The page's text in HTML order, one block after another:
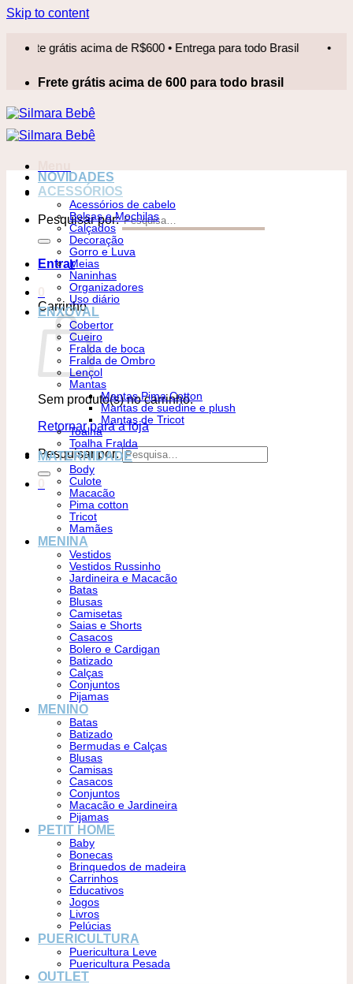
Skip to content
grátis acima de R$600 • Entrega para todo Brasil •
Frete grátis acima de 600 para todo brasil
Pesquisar por:
Entrar
Carrinho
Sem produto(s) no carrinho.
Retornar para a loja
Pesquisar por:
NOVIDADES
ACESSÓRIOS
Acessórios de cabelo
Bolsas e Mochilas
Calçados
Decoração
Gorro e Luva
Meias
Naninhas
Organizadores
Uso diário
ENXOVAL
Cobertor
Cueiro
Fralda de boca
Fralda de Ombro
Lençol
Mantas
Mantas Pima Cotton
Mantas de suedine e plush
Mantas de Tricot
Toalha
Toalha Fralda
MATERNIDADE
Body
Culote
Macacão
Pima cotton
Tricot
Mamães
MENINA
Vestidos
Vestidos Russinho
Jardineira e Macacão
Batas
Blusas
Camisetas
Saias e Shorts
Casacos
Bolero e Cardigan
Batizado
Calças
Conjuntos
Pijamas
MENINO
Batas
Batizado
Bermudas e Calças
Blusas
Camisas
Casacos
Conjuntos
Macacão e Jardineira
Pijamas
PETIT HOME
Baby
Bonecas
Brinquedos de madeira
Carrinhos
Educativos
Jogos
Livros
Pelúcias
PUERICULTURA
Puericultura Leve
Puericultura Pesada
OUTLET